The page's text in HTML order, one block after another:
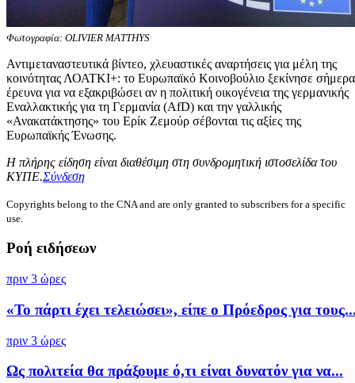
Φωτογραφία: OLIVIER MATTHYS
Αντιμεταναστευτικά βίντεο, χλευαστικές αναρτήσεις για μέλη της
κοινότητας ΛΟΑΤΚΙ+: το Ευρωπαϊκό Κοινοβούλιο ξεκίνησε σήμερα
έρευνα για να εξακριβώσει αν η πολιτική οικογένεια της γερμανικής
Εναλλακτικής για τη Γερμανία (AfD) και την γαλλικής
«Ανακατάκτησης» του Ερίκ Ζεμούρ σέβονται τις αξίες της
Ευρωπαϊκής Ένωσης.
Η πλήρης είδηση είναι διαθέσιμη στη συνδρομητική ιστοσελίδα του
ΚΥΠΕ.Σύνδεση
Copyrights belong to the CNA and are only granted to subscribers for a specific
use.
Ροή ειδήσεων
πριν 3 ώρες
«Το πάρτι έχει τελειώσει», είπε ο Πρόεδρος για
πριν 3 ώρες
Ως πολιτεία θα πράξουμε ό,τι είναι δυνατόν για να...